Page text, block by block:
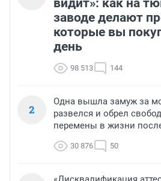
видит»: как на
заводе делают
которые вы
день
98 513 144
2
Одна вышла замуж за
развелся и обрел
перемены в жизни
30 876 50